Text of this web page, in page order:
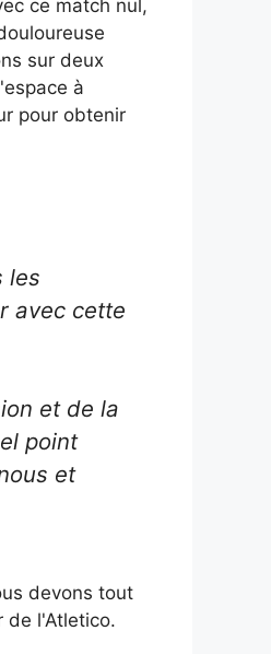
ce match nul,
sur deux
à
pour obtenir
les
avec cette
et de la
point
et
devons tout
de l'Atletico.